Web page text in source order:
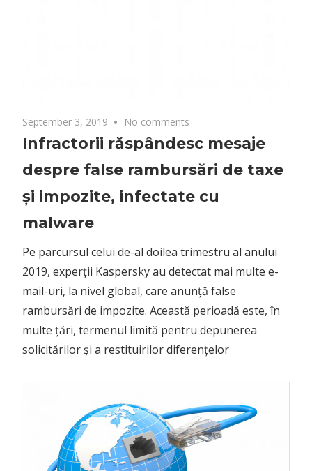
September 3, 2019 No comments
Infractorii răspândesc mesaje
despre false rambursări de taxe
și impozite, infectate cu
malware
Pe parcursul celui de-al doilea trimestru al anului
2019, experții Kaspersky au detectat mai multe e-
mail-uri, la nivel global, care anunță false
rambursări de impozite. Această perioadă este, în
multe țări, termenul limită pentru depunerea
solicitărilor și a restituirilor diferențelor